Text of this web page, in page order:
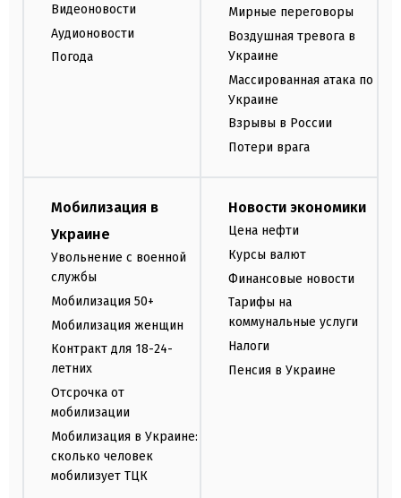
Видеоновости
Аудионовости
Погода
Мирные переговоры
Воздушная тревога в
Украине
Массированная атака по
Украине
Взрывы в России
Потери врага
Мобилизация в
Украине
Увольнение с военной
службы
Мобилизация 50+
Мобилизация женщин
Контракт для 18-24-
летних
Отсрочка от
мобилизации
Мобилизация в Украине:
сколько человек
мобилизует ТЦК
Новости экономики
Цена нефти
Курсы валют
Финансовые новости
Тарифы на
коммунальные услуги
Налоги
Пенсия в Украине